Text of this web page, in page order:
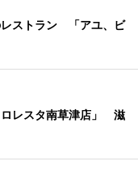
レストラン 「アユ、ビ
ロレスタ南草津店」 滋